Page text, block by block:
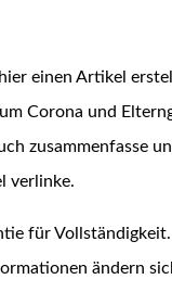
einen Artikel
Corona und
zusammenfasse
verlinke.
für
ändern